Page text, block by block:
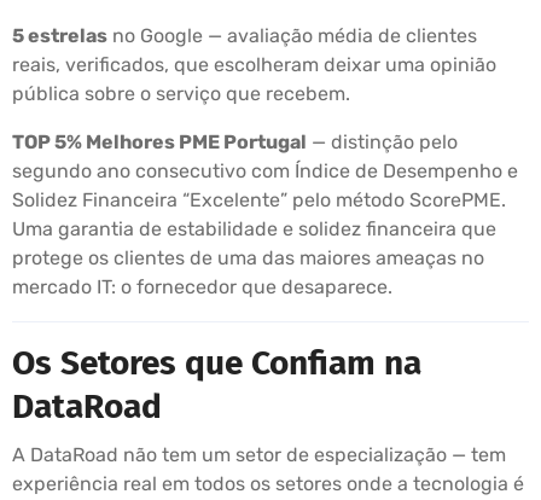
5 estrelas no Google — avaliação média de clientes
reais, verificados, que escolheram deixar uma opinião
pública sobre o serviço que recebem.
TOP 5% Melhores PME Portugal — distinção pelo
segundo ano consecutivo com Índice de Desempenho e
Solidez Financeira “Excelente” pelo método ScorePME.
Uma garantia de estabilidade e solidez financeira que
protege os clientes de uma das maiores ameaças no
mercado IT: o fornecedor que desaparece.
Os Setores que Confiam na
DataRoad
A DataRoad não tem um setor de especialização — tem
experiência real em todos os setores onde a tecnologia é